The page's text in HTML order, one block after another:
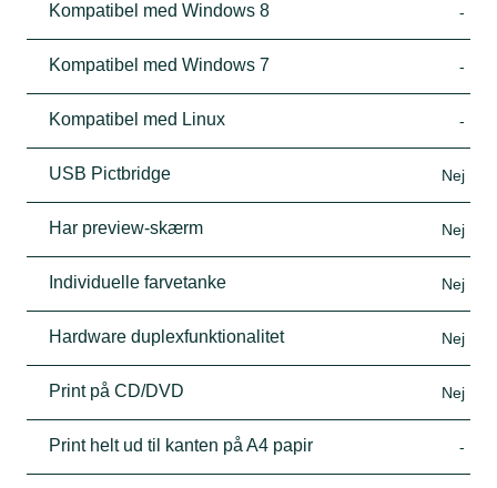
Kompatibel med Windows 8 -
Kompatibel med Windows 7 -
Kompatibel med Linux -
USB Pictbridge Nej
Har preview-skærm Nej
Individuelle farvetanke Nej
Hardware duplexfunktionalitet Nej
Print på CD/DVD Nej
Print helt ud til kanten på A4 papir -